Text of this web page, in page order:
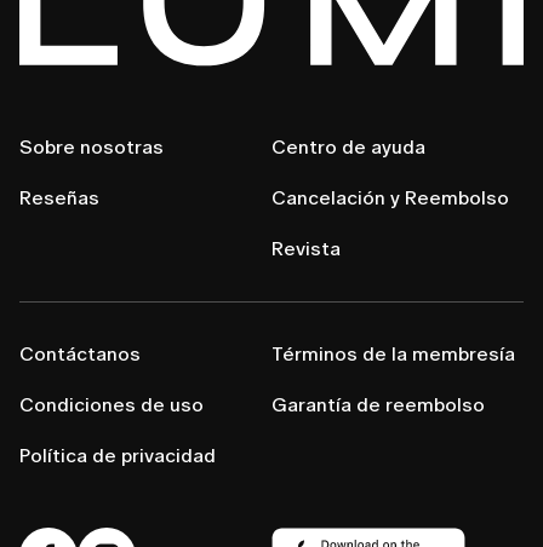
Sobre nosotras
Reseñas
Centro de ayuda
Cancelación y Reembolso
Revista
Contáctanos
Condiciones de uso
Política de privacidad
Términos de la membresía
Garantía de reembolso